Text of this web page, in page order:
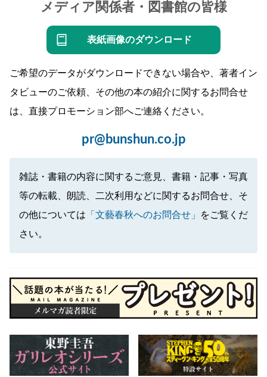
メディア関係者・図書館の皆様
表紙画像のダウンロード
ご希望のデータがダウンロードできない場合や、著者イン
タビューのご依頼、その他の本の紹介に関するお問合せ
は、直接プロモーション部へご連絡ください。
pr@bunshun.co.jp
雑誌・書籍の内容に関するご意見、書籍・記事・写真
等の転載、朗読、二次利用などに関するお問合せ、そ
の他については 「文藝春秋へのお問合せ」
をご覧くだ
さい。